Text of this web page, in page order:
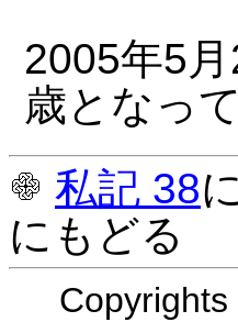
2005年5
歳となっ
私記 38
にもどる